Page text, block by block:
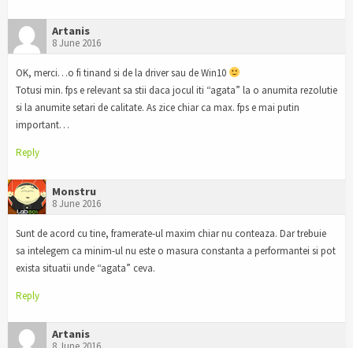
Artanis
8 June 2016
OK, merci…o fi tinand si de la driver sau de Win10
Totusi min. fps e relevant sa stii daca jocul iti “agata” la o anumita rezolutie
si la anumite setari de calitate. As zice chiar ca max. fps e mai putin
important…
Reply
Monstru
8 June 2016
Sunt de acord cu tine, framerate-ul maxim chiar nu conteaza. Dar trebuie
sa intelegem ca minim-ul nu este o masura constanta a performantei si pot
exista situatii unde “agata” ceva.
Reply
Artanis